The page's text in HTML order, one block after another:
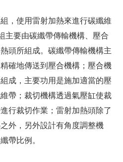
，使用雷射加熱來進行碳纖維
主要由碳纖帶傳輸機構、壓合
頭所組成。碳纖帶傳輸機構主
確地傳送到壓合機構；壓合機
成，主要功用是施加適當的壓
帶；裁切機構透過氣壓缸使裁
行裁切作業；雷射加熱頭除了
外，另外設計有角度調整機
帶比例。